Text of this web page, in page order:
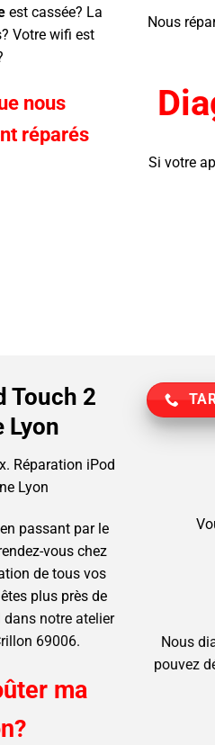
est cassée? La
Votre wifi est
nous
réparés
Nous
Si votre
Touch 2
Lyon
Réparation iPod
Lyon
passant par le
vous chez
de tous vos
plus près de
dans notre atelier
69006.
ma
Nous
pouvez